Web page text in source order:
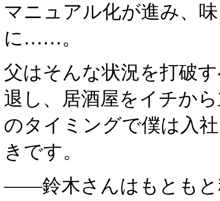
マニュアル化が進み、
に……。
父はそんな状況を打破
退し、居酒屋をイチか
のタイミングで僕は入
きです。
――鈴木さんはもともと